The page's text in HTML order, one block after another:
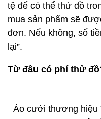
tệ để có thể thử đồ
mua sản phẩm sẽ
đơn. Nếu không, số
lại”.
Từ đâu có phí thử
Áo cưới thương hiệu